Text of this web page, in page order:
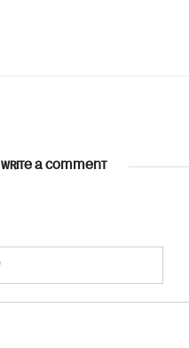
WRITE A COMMENT